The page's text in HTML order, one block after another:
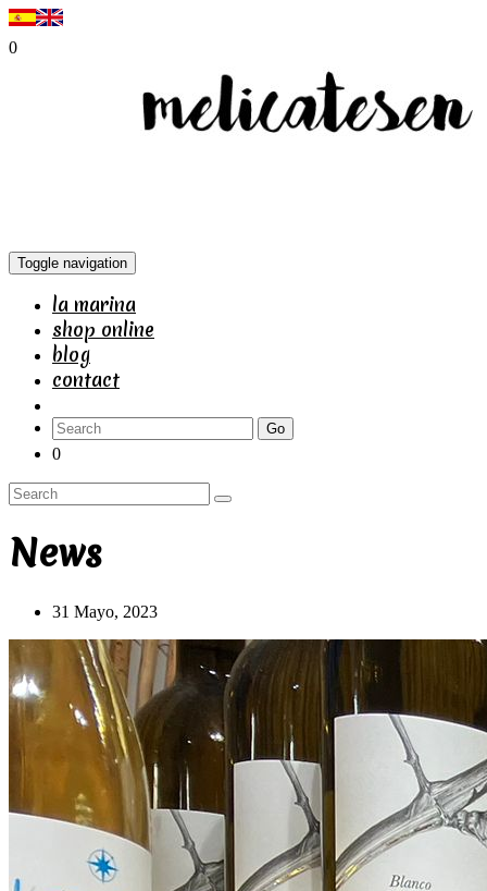
0
Toggle navigation
la marina
shop online
blog
contact
Go
0
News
31 Mayo, 2023